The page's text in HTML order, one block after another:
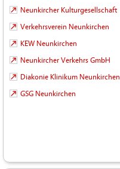
Neunkircher Kulturgesellschaft
Verkehrsverein Neunkirchen
KEW Neunkirchen
Neunkircher Verkehrs GmbH
Diakonie Klinikum Neunkirchen
GSG Neunkirchen